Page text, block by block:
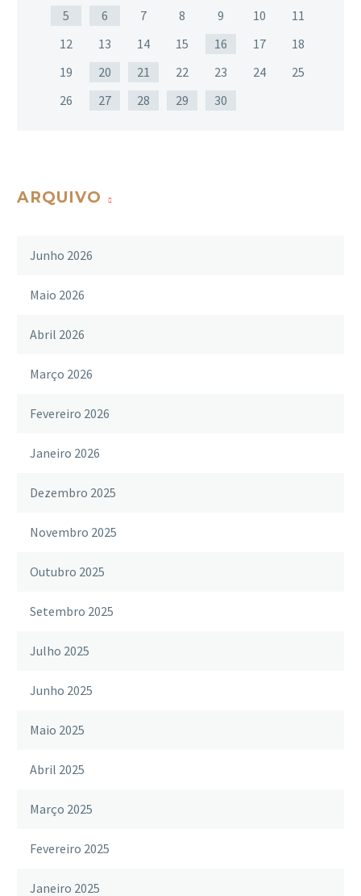
5
6 7 8 9 10
11
12
13 14 15 16 17
18
19
20 21 22 23 24
25
26
27 28 29 30
ARQUIVO
Junho 2026
Maio 2026
Abril 2026
Março 2026
Fevereiro 2026
Janeiro 2026
Dezembro 2025
Novembro 2025
Outubro 2025
Setembro 2025
Julho 2025
Junho 2025
Maio 2025
Abril 2025
Março 2025
Fevereiro 2025
Janeiro 2025